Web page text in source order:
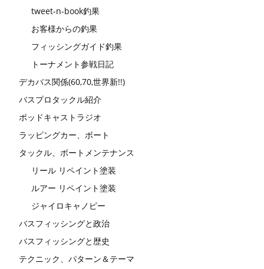
tweet-n-book釣果
お客様からの釣果
フィッシングガイド釣果
トーナメント参戦日記
デカバス関係(60,70,世界新!!)
バスプロタックル紹介
ポッドキャストラジオ
ラッピングカー、ボート
タックル、ボートメンテナンス
リール リペイント塗装
ルアー リペイント塗装
ジャイロキャノピー
バスフィッシングと政治
バスフィッシングと歴史
テクニック、パターン＆テーマ